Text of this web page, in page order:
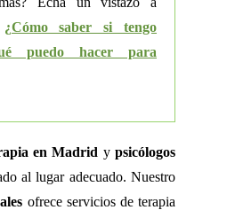
¿Cómo saber si tengo
puedo hacer para
en Madrid ypsicólogos
al lugar adecuado. Nuestro
ofrece servicios de terapia